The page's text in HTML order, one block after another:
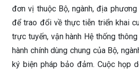
đơn vị thuộc Bộ, ngành, địa
để trao đổi về thực tiễn triển khai
trực tuyến, vận hành Hệ thống
hành chính dùng chung của Bộ,
ký biện pháp bảo đảm. Cuộc họp